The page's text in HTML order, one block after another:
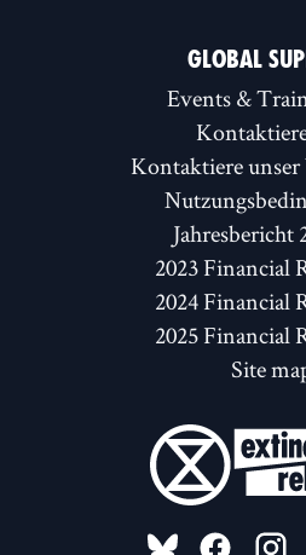
GLOBAL
Events &
Kontaktiere
Jahresbericht
2023 Financial
2024 Financial
2025 Financial
Site
FOLLOW